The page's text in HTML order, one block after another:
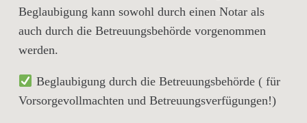
Beglaubigung kann sowohl durch einen Notar als
auch durch die Betreuungsbehörde vorgenommen
werden.
Beglaubigung durch die Betreuungsbehörde( für
Vorsorgevollmachten und Betreuungsverfügungen!)